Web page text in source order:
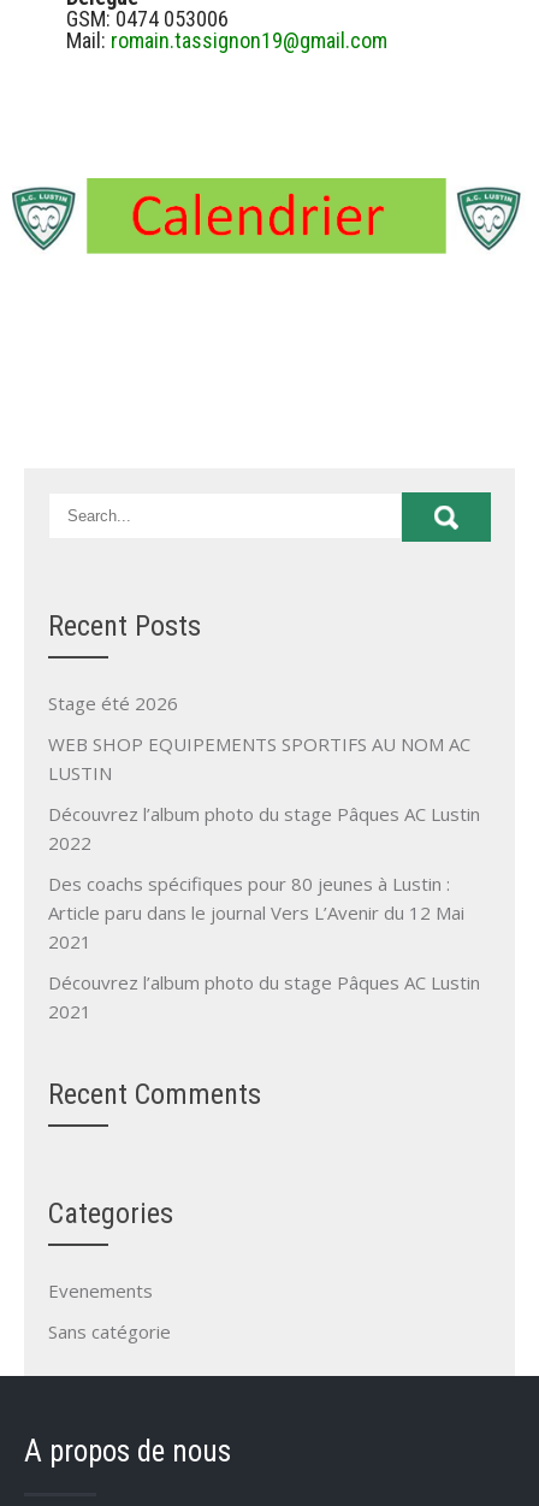
GSM: 0474 053006
Mail: romain.tassignon19@gmail.com
Recent Posts
Stage été 2026
WEB SHOP EQUIPEMENTS SPORTIFS AU NOM AC
LUSTIN
Découvrez l’album photo du stage Pâques AC Lustin
2022
Des coachs spécifiques pour 80 jeunes à Lustin :
Article paru dans le journal Vers L’Avenir du 12 Mai
2021
Découvrez l’album photo du stage Pâques AC Lustin
2021
Recent Comments
Categories
Evenements
Sans catégorie
A propos de nous